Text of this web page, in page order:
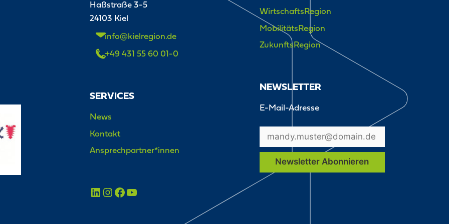
Haßstraße 3-5
24103 Kiel
info@kielregion.de
+49 431 55 60 01-0
SERVICES
News
Kontakt
Ansprechpartner*innen
WirtschaftsRegion
MobilitätsRegion
ZukunftsRegion
NEWSLETTER
E-Mail-Adresse